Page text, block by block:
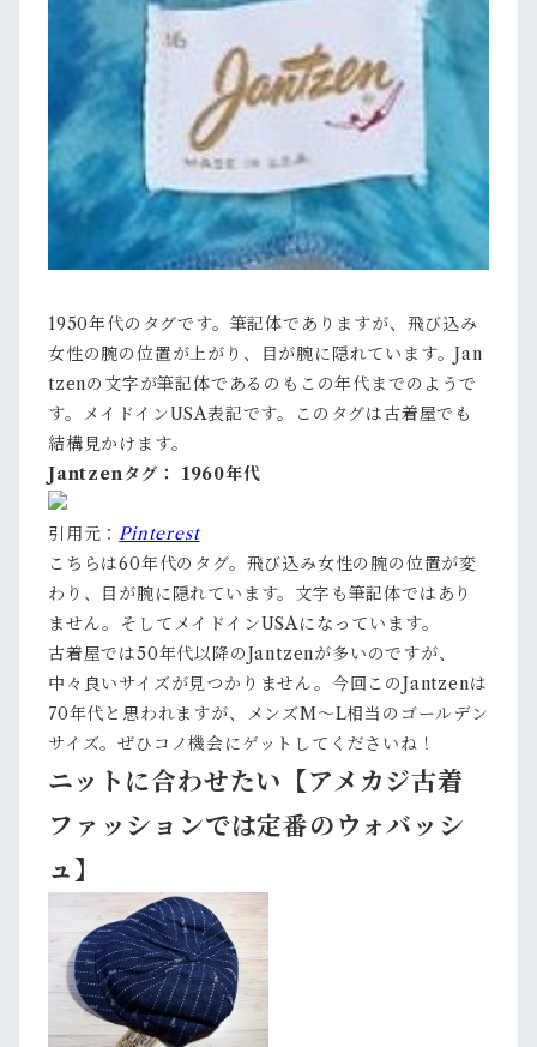
1950年代のタグです。筆記体でありますが、飛び込み
女性の腕の位置が上がり、目が腕に隠れています。Jan
tzenの文字が筆記体であるのもこの年代までのようで
す。メイドインUSA表記です。このタグは古着屋でも
結構見かけます。
Jantzenタグ： 1960年代
引用元：Pinterest
こちらは60年代のタグ。飛び込み女性の腕の位置が変
わり、目が腕に隠れています。文字も筆記体ではあり
ません。そしてメイドインUSAになっています。
古着屋では50年代以降のJantzenが多いのですが、
中々良いサイズが見つかりません。今回このJantzenは
70年代と思われますが、メンズM～L相当のゴールデン
サイズ。ぜひコノ機会にゲットしてくださいね！
ニットに合わせたい【アメカジ古着
ファッションでは定番のウォバッシ
ュ】